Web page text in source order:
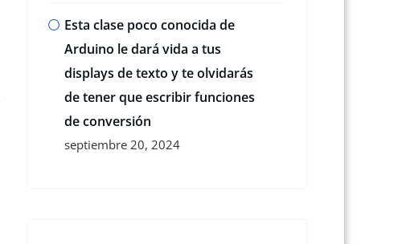
Esta clase poco conocida de
Arduino le dará vida a tus
displays de texto y te olvidarás
de tener que escribir funciones
de conversión
septiembre 20, 2024